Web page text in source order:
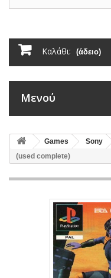
Καλάθι: (άδειο)
Μενού
Games Sony
(used complete)